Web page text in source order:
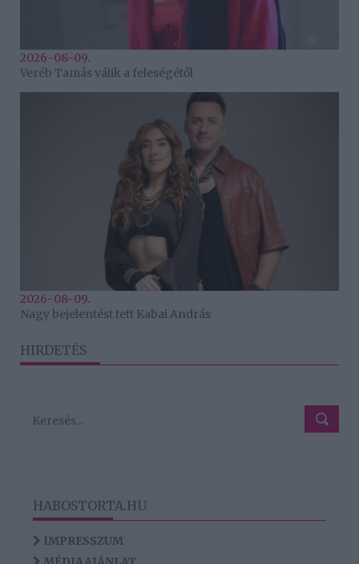
2026-08-09.
Veréb Tamás válik a feleségétől
2026-08-09.
Nagy bejelentést tett Kabai András
HIRDETÉS
HABOSTORTA.HU
IMPRESSZUM